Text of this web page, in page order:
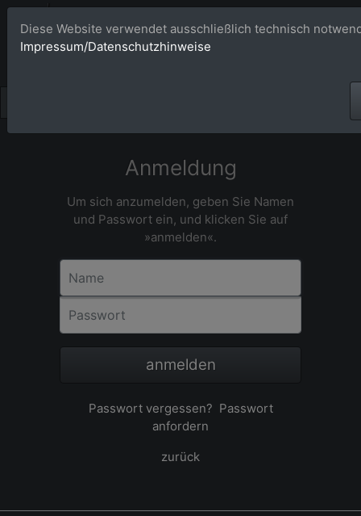
Bildagentur
Anmeldung
Um sich anzumelden, geben Sie Namen
und Passwort ein, und klicken Sie auf
»anmelden«.
Passwort
anmelden
Passwort vergessen? Passwort
anfordern
zurück
Diese Website verwendet ausschließlich technisch
Impressum/Datenschutzhinweise